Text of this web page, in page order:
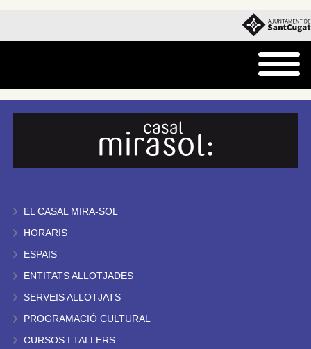
EL CASAL MIRA-SOL
HORARIS
ESPAIS
ENTITATS ALLOTJADES
SERVEIS ALLOTJATS
PROGRAMACIÓ CULTURAL
CURSOS I TALLERS